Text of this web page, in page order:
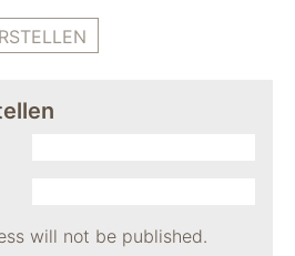
will not be published.